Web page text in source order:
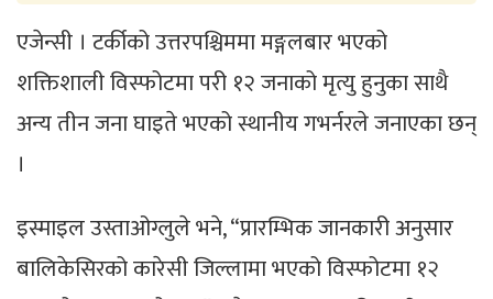
एजेन्सी । टर्कीको उत्तरपश्चिममा मङ्गलबार भएको
शक्तिशाली विस्फोटमा परी १२ जनाको मृत्यु हुनुका साथै
अन्य तीन जना घाइते भएको स्थानीय गभर्नरले जनाएका छन्
।
इस्माइल उस्ताओग्लुले भने, “प्रारम्भिक जानकारी अनुसार
बालिकेसिरको कारेसी जिल्लामा भएको विस्फोटमा १२